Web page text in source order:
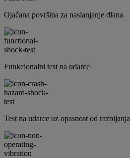
Ojačana površina za naslanjanje dlana
Funkcionalni test na udarce
Test na udarce uz opasnost od razbijanja